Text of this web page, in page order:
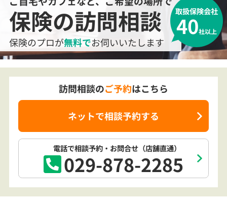
保険の訪問相談
保険のプロが無料でお伺いいたします
取扱保険会社
40社以上
電話で相談予約 ・お問合せ （店舗直通）
029-878-2285
訪問相談のご予約はこちら
ネットで相談予約する